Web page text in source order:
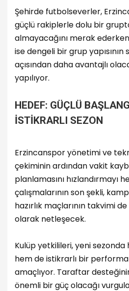
Şehirde futbolseverler,
güçlü rakiplerle dolu bir
almayacağını merak
ise dengeli bir grup
açısından daha avantajlı
yapılıyor.
HEDEF: GÜÇLÜ
İSTİKRARLI SEZON
Erzincanspor yönetimi ve
çekiminin ardından vakit
planlamasını hızlandırmayı
çalışmalarının son şekli,
hazırlık maçlarının takvimi
olarak netleşecek.
Kulüp yetkilileri, yeni
hem de istikrarlı bir
amaçlıyor. Taraftar
önemli bir güç olacağı